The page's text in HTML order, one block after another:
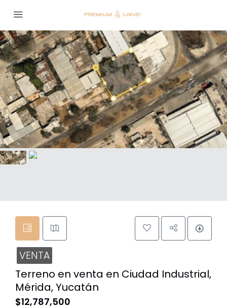
VENTA
Terreno en venta en Ciudad Industrial,
Mérida, Yucatán
$12,787,500